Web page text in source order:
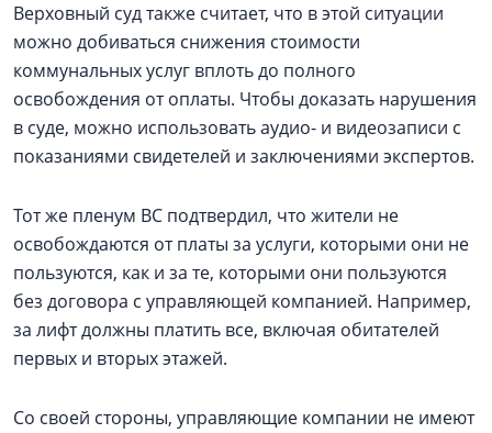
Верховный суд также считает, что в этой ситуации
можно добиваться снижения стоимости
коммунальных услуг вплоть до полного
освобождения от оплаты. Чтобы доказать нарушения
в суде, можно использовать аудио- и видеозаписи с
показаниями свидетелей и заключениями экспертов.
Тот же пленум ВС подтвердил, что жители не
освобождаются от платы за услуги, которыми они не
пользуются, как и за те, которыми они пользуются
без договора с управляющей компанией. Например,
за лифт должны платить все, включая обитателей
первых и вторых этажей.
Со своей стороны, управляющие компании не имеют